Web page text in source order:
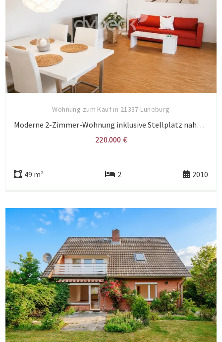
Wohnung zum Kauf in 21337 Lüneburg
Moderne 2-Zimmer-Wohnung inklusive Stellplatz nahe Innenstadt.
220.000 €
49 m² 2 2010